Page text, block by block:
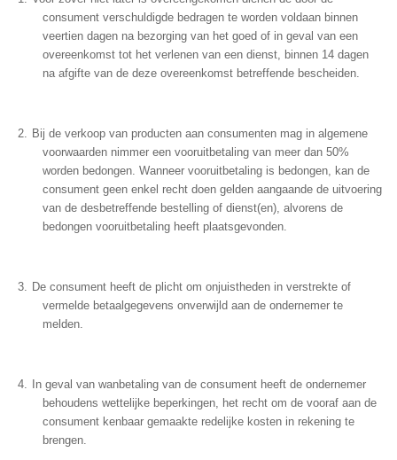
consument verschuldigde bedragen te worden voldaan binnen
veertien dagen na bezorging van het goed of in geval van een
overeenkomst tot het verlenen van een dienst, binnen 14 dagen
na afgifte van de deze overeenkomst betreffende bescheiden.
Bij de verkoop van producten aan consumenten mag in algemene
voorwaarden nimmer een vooruitbetaling van meer dan 50%
worden bedongen. Wanneer vooruitbetaling is bedongen, kan de
consument geen enkel recht doen gelden aangaande de uitvoering
van de desbetreffende bestelling of dienst(en), alvorens de
bedongen vooruitbetaling heeft plaatsgevonden.
De consument heeft de plicht om onjuistheden in verstrekte of
vermelde betaalgegevens onverwijld aan de ondernemer te
melden.
In geval van wanbetaling van de consument heeft de ondernemer
behoudens wettelijke beperkingen, het recht om de vooraf aan de
consument kenbaar gemaakte redelijke kosten in rekening te
brengen.